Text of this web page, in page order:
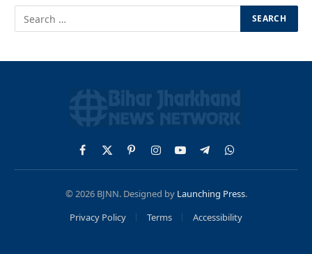
Facebook
X
(Twitter)
PinterestInstagram
YouTubeTelegramWhatsApp
© 2026 BJNN. Designed by Launching Press.
Privacy Policy
Terms Accessibility